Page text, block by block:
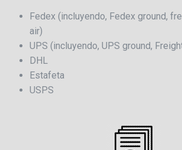
Fedex (incluyendo, Fedex ground,
air)
UPS (incluyendo, UPS ground,
DHL
Estafeta
USPS